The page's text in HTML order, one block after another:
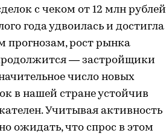
с чеком от 12 млн рублей
года удвоилась и достигла
прогнозам, рост рынка
— застройщики
число новых
в нашей стране устойчив
Учитывая активность
ожидать, что спрос в этом